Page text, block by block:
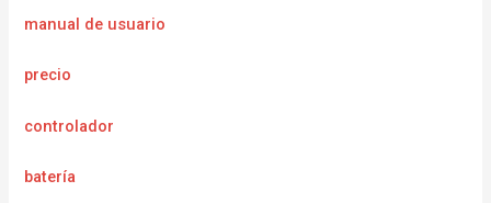
manual de usuario
precio
controlador
batería